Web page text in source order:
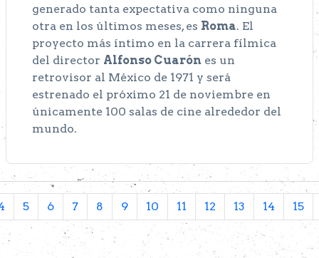
generado tanta expectativa como ninguna
otra en los últimos meses, es Roma. El
proyecto más íntimo en la carrera fílmica
del director Alfonso Cuarón es un
retrovisor al México de 1971 y será
estrenado el próximo 21 de noviembre en
únicamente 100 salas de cine alrededor del
mundo.
5 6 7 8 9 10 11 12 13 14 15